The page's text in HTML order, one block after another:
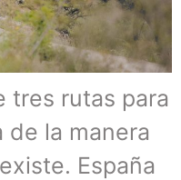
tres rutas para
de la manera
España